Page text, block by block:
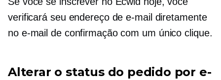
verificará seu endereço de e-mail diretamente
no e-mail de confirmação com um único clique.
Alterar o status do pedido por e-